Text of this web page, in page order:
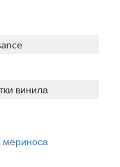
винила
мериноса